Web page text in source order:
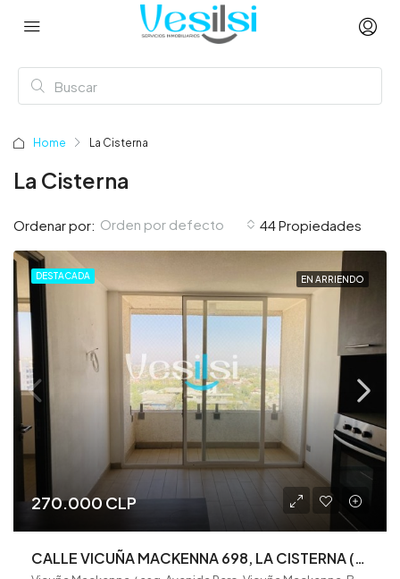
Home La Cisterna
La Cisterna
44 Propiedades
Ordenar por: Orden por defecto
DESTACADA EN ARRIENDO
270.000 CLP
CALLE VICUÑA MACKENNA 698, LA CISTERNA (VE0321)